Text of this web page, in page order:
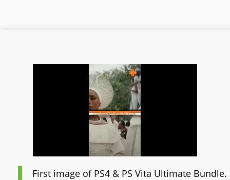
First image of PS4 & PS Vita Ultimate Bundle.